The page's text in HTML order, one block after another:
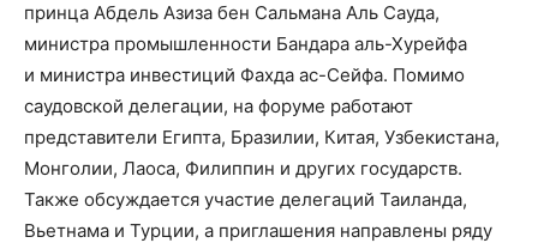
принца Абдель Азиза бен Сальмана Аль Сауда,
министра промышленности Бандара аль-Хурейфа
и министра инвестиций Фахда ас-Сейфа. Помимо
саудовской делегации, на форуме работают
представители Египта, Бразилии, Китая, Узбекистана,
Монголии, Лаоса, Филиппин и других государств.
Также обсуждается участие делегаций Таиланда,
Вьетнама и Турции, а приглашения направлены ряду